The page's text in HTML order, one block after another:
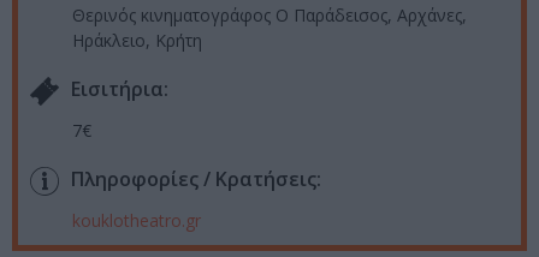
Θερινός κινηματογράφος Ο Παράδεισος, Αρχάνες,
Ηράκλειο, Κρήτη
Eισιτήρια:
7€
Πληροφορίες / Κρατήσεις:
kouklotheatro.gr